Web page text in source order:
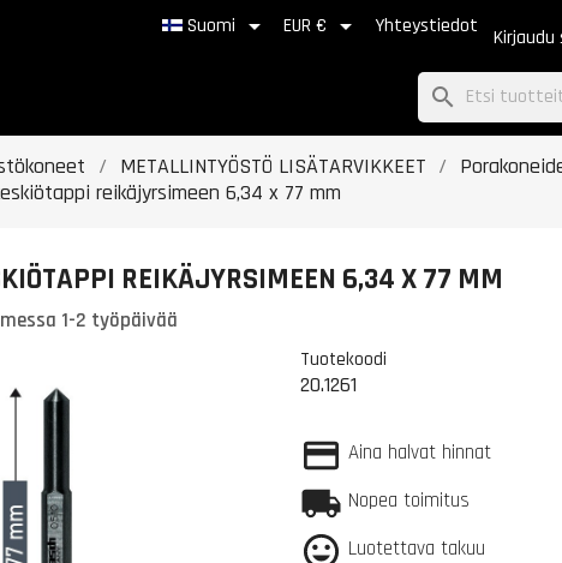
Suomi  EUR €  Yhteystiedot Kirjaudu
search
METALLINTYÖSTÖ LISÄTARVIKKEET
reikäjyrsimeen 6,34 x 77 mm
REIKÄJYRSIMEEN 6,34 X 77 MM
1-2 työpäivää
Tuotekoodi
20.1261
Aina halvat hinnat
Nopea toimitus
Luotettava takuu